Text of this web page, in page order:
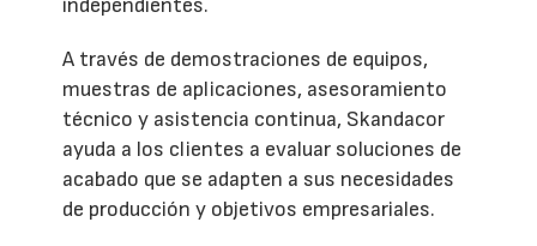
independientes.
A través de demostraciones de equipos,
muestras de aplicaciones, asesoramiento
técnico y asistencia continua, Skandacor
ayuda a los clientes a evaluar soluciones de
acabado que se adapten a sus necesidades
de producción y objetivos empresariales.